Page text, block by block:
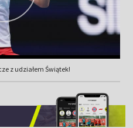
z udziałem Świątek!